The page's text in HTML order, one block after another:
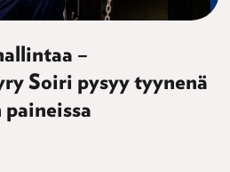
–
Soiri pysyy tyynenä